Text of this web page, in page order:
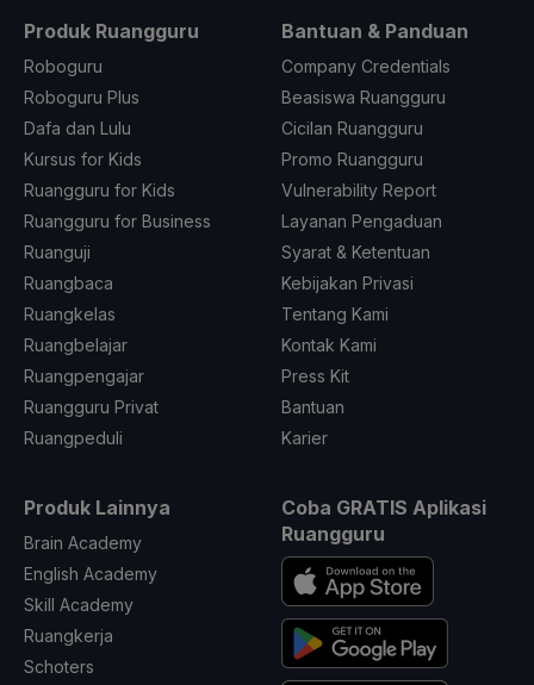
Produk Ruangguru
Roboguru
Roboguru Plus
Dafa dan Lulu
Kursus for Kids
Ruangguru for Kids
Ruangguru for Business
Ruanguji
Ruangbaca
Ruangkelas
Ruangbelajar
Ruangpengajar
Ruangguru Privat
Ruangpeduli
Bantuan & Panduan
Company Credentials
Beasiswa Ruangguru
Cicilan Ruangguru
Promo Ruangguru
Vulnerability Report
Layanan Pengaduan
Syarat & Ketentuan
Kebijakan Privasi
Tentang Kami
Kontak Kami
Press Kit
Bantuan
Karier
Produk Lainnya
Brain Academy
English Academy
Skill Academy
Ruangkerja
Schoters
Coba GRATIS Aplikasi
Ruangguru